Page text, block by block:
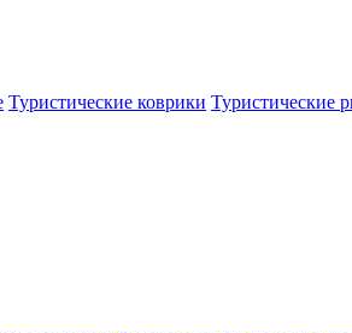
Туристические коврики Туристические